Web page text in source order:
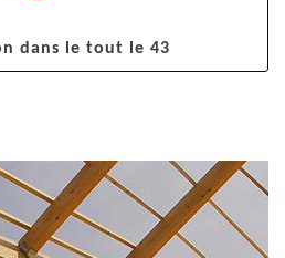
dans le tout le 43